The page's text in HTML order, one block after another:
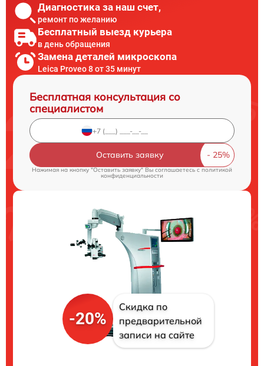
Диагностика за наш счет,
ремонт по желанию
Бесплатный выезд курьера
в день обращения
Замена деталей микроскопа
Leica Proveo 8 от 35 минут
Бесплатная консультация со
специалистом
Оставить заявку
Нажимая на кнопку "Оставить заявку" Вы соглашаетесь cполитикой
конфиденциальности
-20%
Скидка по
предварительной
записи на сайте